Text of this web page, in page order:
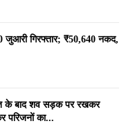
गिरफ्तार; ₹50,640 नकद,
के बाद शव सड़क पर रखकर
परिजनों का...